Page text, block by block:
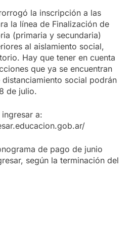
la inscripción a las
la línea de Finalización de
(primaria y secundaria)
al aislamiento social,
Hay que tener en cuenta
que ya se encuentran
social podrán
de julio.
a:
de pago de junio
según la terminación del